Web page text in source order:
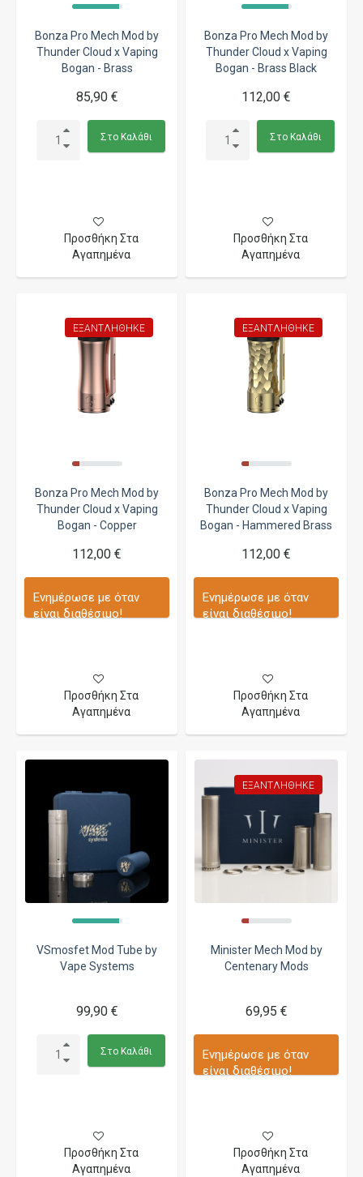
Bonza Pro Mech Mod by
Thunder Cloud x Vaping
Bogan - Brass
85,90 €
Στο Καλάθι
Προσθήκη Στα
Αγαπημένα
Bonza Pro Mech Mod by
Thunder Cloud x Vaping
Bogan - Brass Black
112,00 €
Στο Καλάθι
Προσθήκη Στα
Αγαπημένα
ΕΞΑΝΤΛΉΘΗΚΕ
Bonza Pro Mech Mod by
Thunder Cloud x Vaping
Bogan - Copper
112,00 €
Ενημέρωσε με όταν
είναι διαθέσιμο!
Προσθήκη Στα
Αγαπημένα
ΕΞΑΝΤΛΉΘΗΚΕ
Bonza Pro Mech Mod by
Thunder Cloud x Vaping
Bogan - Hammered Brass
112,00 €
Ενημέρωσε με όταν
είναι διαθέσιμο!
Προσθήκη Στα
Αγαπημένα
VSmosfet Mod Tube by
Vape Systems
99,90 €
Στο Καλάθι
Προσθήκη Στα
Αγαπημένα
ΕΞΑΝΤΛΉΘΗΚΕ
Minister Mech Mod by
Centenary Mods
69,95 €
Ενημέρωσε με όταν
είναι διαθέσιμο!
Προσθήκη Στα
Αγαπημένα